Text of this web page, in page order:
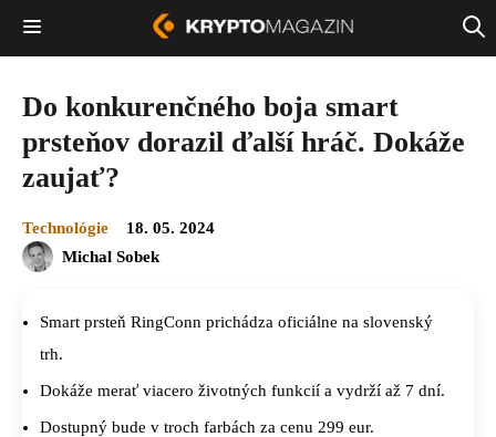
Do konkurenčného boja smart
prsteňov dorazil ďalší hráč. Dokáže
zaujať?
Technológie
18. 05. 2024
Michal Sobek
Smart prsteň RingConn prichádza oficiálne na slovenský
trh.
Dokáže merať viacero životných funkcií a vydrží až 7 dní.
Dostupný bude v troch farbách za cenu 299 eur.